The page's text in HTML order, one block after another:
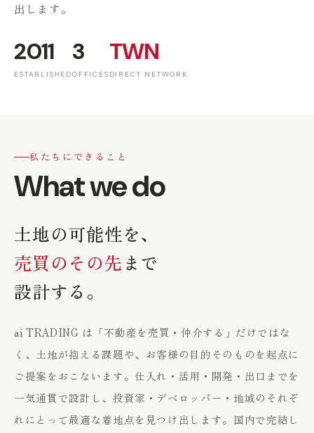
出します。
2011
ESTABLISHED
3
OFFICES
TWN
DIRECT NETWORK
私たちにできること
What we do
土地の可能性を、
売買のその先まで
設計する。
ai TRADING は「不動産を売買・仲介する」だけではな
く、土地が抱える課題や、お客様の目的そのものを起点に
ご提案をおこないます。仕入れ・活用・開発・出口までを
一気通貫で設計し、投資家・デベロッパー・地域のそれぞ
れにとって最適な着地点を見つけ出します。国内で完結し